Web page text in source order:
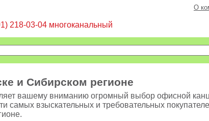
О
218-03-04 многоканальный
и Сибирском регионе
вашему вниманию огромный выбор офисной
самых взыскательных и требовательных